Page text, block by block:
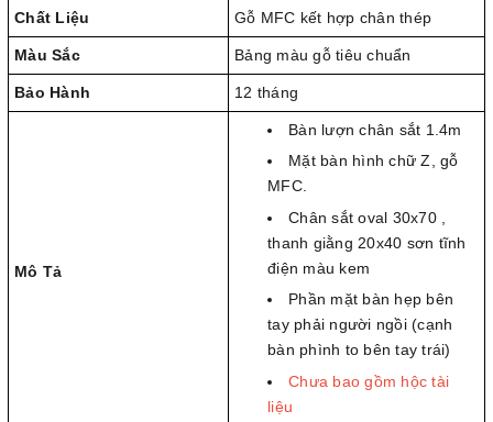
Chất Liệu Gỗ MFC kết hợp chân thép
Màu Sắc Bảng màu gỗ tiêu chuẩn
Bảo Hành 12 tháng
Mô Tả
Bàn lượn chân sắt 1.4m
Mặt bàn hình chữ Z, gỗ
MFC.
Chân sắt oval 30x70 ,
thanh giằng 20x40 sơn tĩnh
điện màu kem
Phần mặt bàn hẹp bên
tay phải người ngồi (cạnh
bàn phình to bên tay trái)
Chưa bao gồm hộc tài
liệu